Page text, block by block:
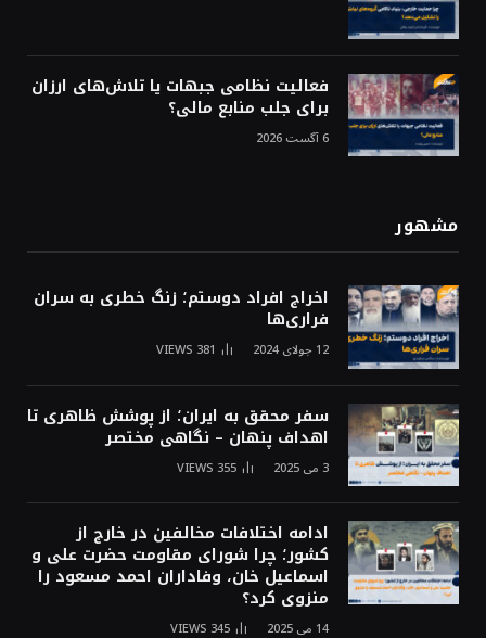
فعالیت نظامی جبهات یا تلاش‌های ارزان
برای جلب منابع مالی؟
6 آگست 2026
مشهور
اخراج افراد دوستم؛ زنگ خطری به سران
فراری‌ها
12 جولای 2024 381
VIEWS
سفر محقق به ایران؛ از پوشش ظاهری تا
اهداف پنهان – نگاهی مختصر
3 می 2025 355
VIEWS
ادامه اختلافات مخالفین در خارج از
کشور؛ چرا شورای مقاومت حضرت علی و
اسماعیل خان، وفاداران احمد مسعود را
منزوی کرد؟
14 می 2025 345
VIEWS